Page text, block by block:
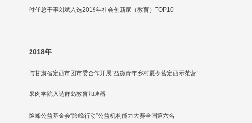
时任总干事刘斌入选2019年社会创新家（教育）TOP10
2018年
与甘肃省定西市团市委合作开展“益微青年乡村夏令营定西示范营”
果肉学院入选群岛教育加速器
险峰公益基金会“险峰行动”公益机构能力大赛全国第六名